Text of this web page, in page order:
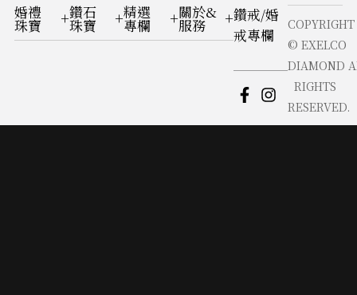
婚禮
珠寶
鑽石
珠寶
精選
專欄
關於&
服務
鑽戒/婚
戒專欄
COPYRIGHT
© EXELCO
DIAMOND
RIGHTS
RESERVED.